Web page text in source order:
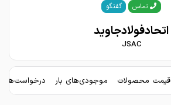
تماس گفتگو
اتحادفولادجاوید
JSAC
قیمت محصولات موجودی‌های بار